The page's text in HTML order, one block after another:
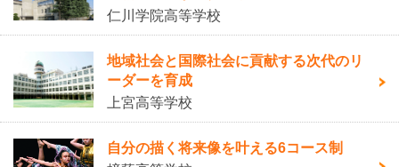
仁川学院高等学校
地域社会と国際社会に貢献する次代のリ
ーダーを育成
上宮高等学校
自分の描く将来像を叶える6コース制